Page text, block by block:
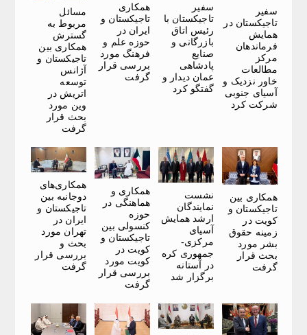
سفیر
تاجیکستان در
همایش
فرماندهان
مرکز
مطالعات
خاور نزدیک و
آسیای جنوبی
شرکت کرد
سفیر
تاجیکستان با
رئیس اتاق
بازرگانی و
صنایع
پادشاهی
عمان دیدار و
گفتگو کرد
همکاری
تاجیکستان و
ایران در
حوزه علم و
فرهنگ مورد
بررسی قرار
گرفت
مسائل
مربوط به
گسترش
همکاری بین
تاجیکستان و
آژانس
توسعه
اتریش در
وین مورد
بحث قرار
گرفت
همکاری بین
تاجیکستان و
کویت در
زمینه حقوق
بشر مورد
بحث قرار
گرفت
نشست
نمایندگان
ارشد همایش
آسیای
مرکزی-
جمهوری کره
در آستانه
برگزار شد
همکاری و
هماهنگی در
حوزه
کنسولی بین
تاجیکستان و
کویت در
کویت مورد
بررسی قرار
گرفت
همکاری‌های
دوجانبه بین
تاجیکستان و
ایران در
تهران مورد
بحث و
بررسی قرار
گرفت